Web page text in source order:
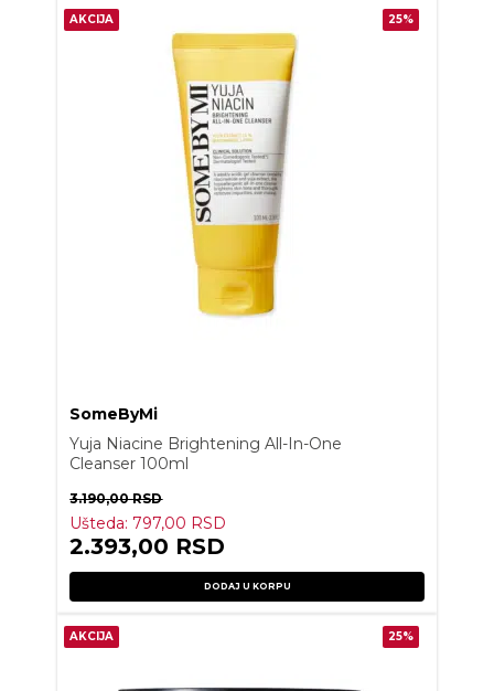
AKCIJA 25%
SomeByMi
Yuja Niacine Brightening All-In-One
Cleanser 100ml
3.190,00RSD
Ušteda:797,00 RSD
2.393,00 RSD
DODAJ U KORPU
AKCIJA 25%